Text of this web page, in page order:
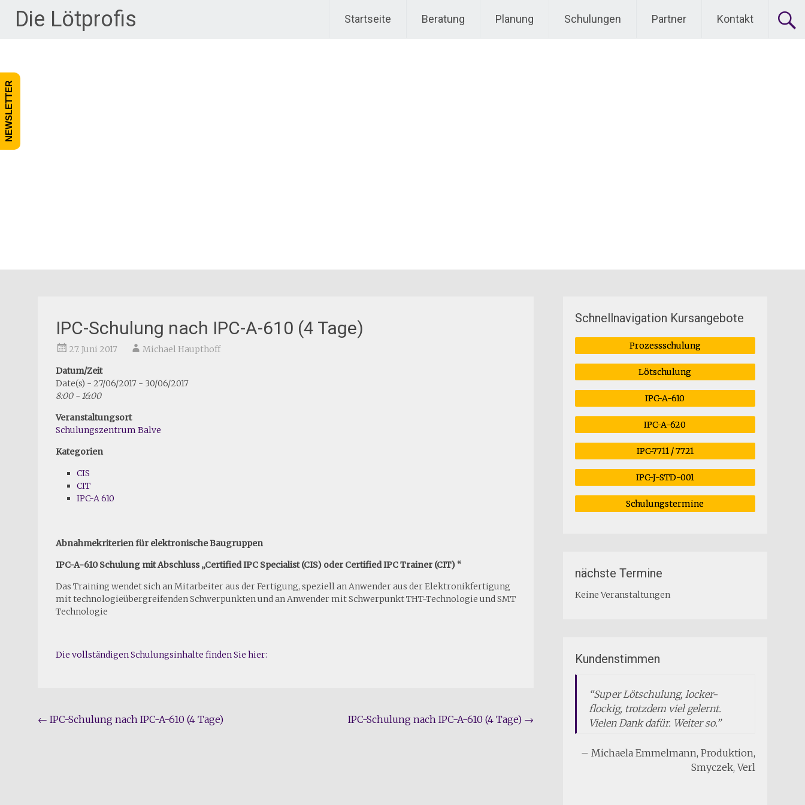
Die Lötprofis Startseite Beratung Planung Schulungen Partner Kontakt
IPC-Schulung nach IPC-A-610 (4 Tage)
27. Juni 2017
Michael Haupthoff
Datum/Zeit
Date(s) - 27/06/2017 - 30/06/2017
8:00 - 16:00
Veranstaltungsort
Schulungszentrum Balve
Kategorien
CIS
CIT
IPC-A 610
Abnahmekriterien für elektronische Baugruppen
IPC-A-610 Schulung mit Abschluss „Certified IPC Specialist (CIS) oder Certified IPC Trainer (CIT) “
Das Training wendet sich an Mitarbeiter aus der Fertigung, speziell an Anwender aus der Elektronikfertigung
mit technologieübergreifenden Schwerpunkten und an Anwender mit Schwerpunkt THT-Technologie und SMT
Technologie
Die vollständigen Schulungsinhalte finden Sie hier:
Beitragsnavigation
← IPC-Schulung nach IPC-A-610 (4 Tage) IPC-Schulung nach IPC-A-610 (4 Tage) →
Schnellnavigation Kursangebote
Prozessschulung
Lötschulung
IPC-A-610
IPC-A-620
IPC-7711 / 7721
IPC-J-STD-001
Schulungstermine
nächste Termine
Keine Veranstaltungen
Kundenstimmen
Super Lötschulung, locker-
flockig, trotzdem viel gelernt.
Vielen Dank dafür. Weiter so.
Michaela Emmelmann Produktion
Smyczek Verl
NEWSLETTER